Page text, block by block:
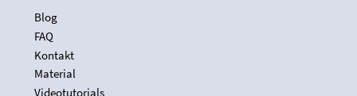
Blog
FAQ
Kontakt
Material
Videotutorials